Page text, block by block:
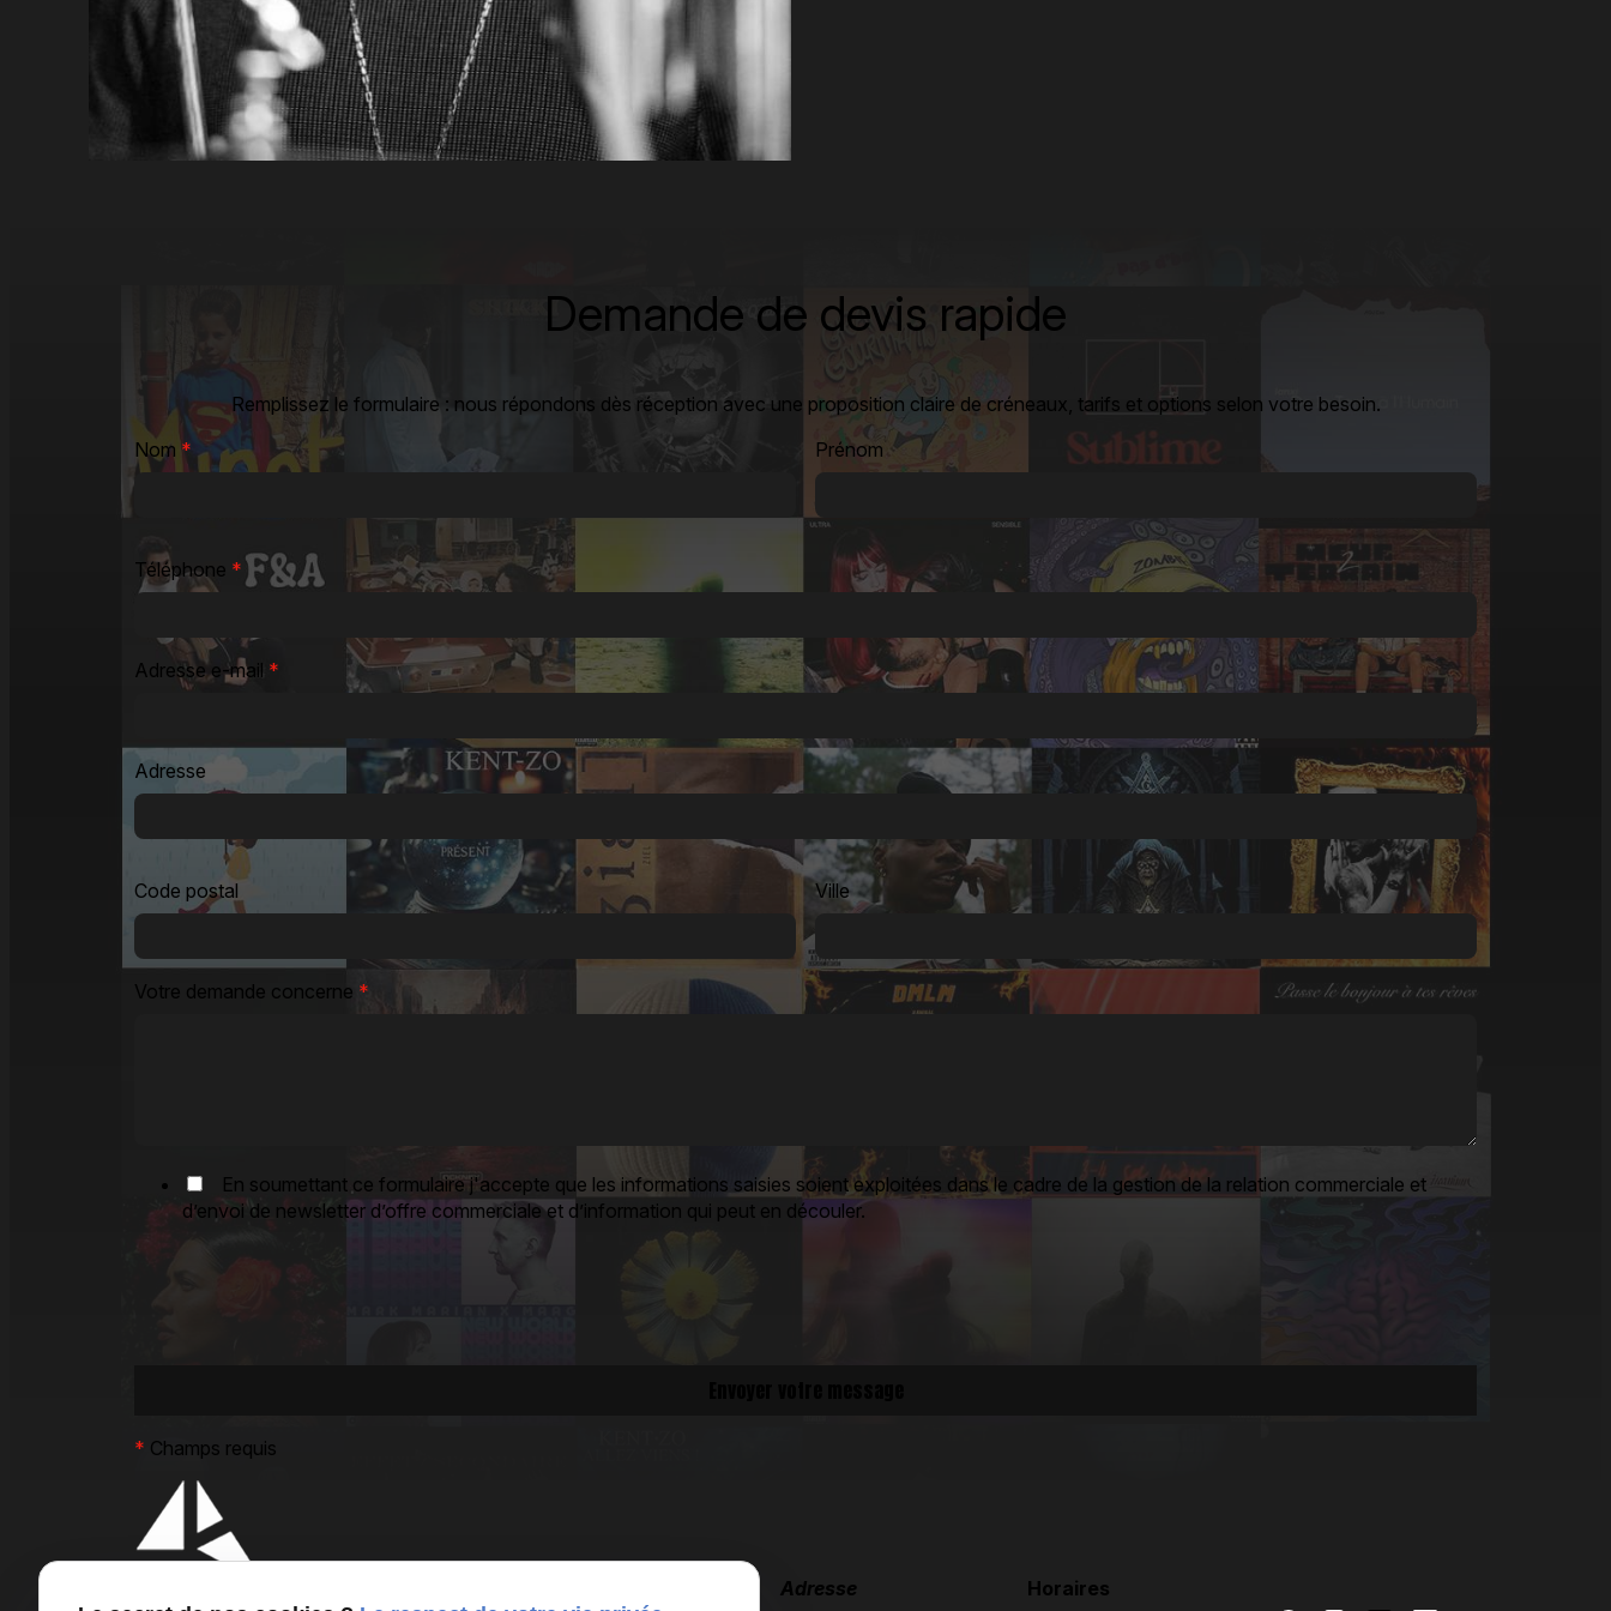
Demande de devis rapide
Remplissez le formulaire : nous répondons dès réception avec une proposition claire de créneaux, tarifs et options selon votre besoin.
Nom * Prénom
Téléphone *
Adresse e-mail *
Adresse
Code postal Ville
Votre demande concerne *
En soumettant ce formulaire j'accepte que les informations saisies soient exploitées dans le cadre de la gestion de la relation commerciale et
d’envoi de newsletter d’offre commerciale et d’information qui peut en découler.
* Champs requis
Adresse
Horaires